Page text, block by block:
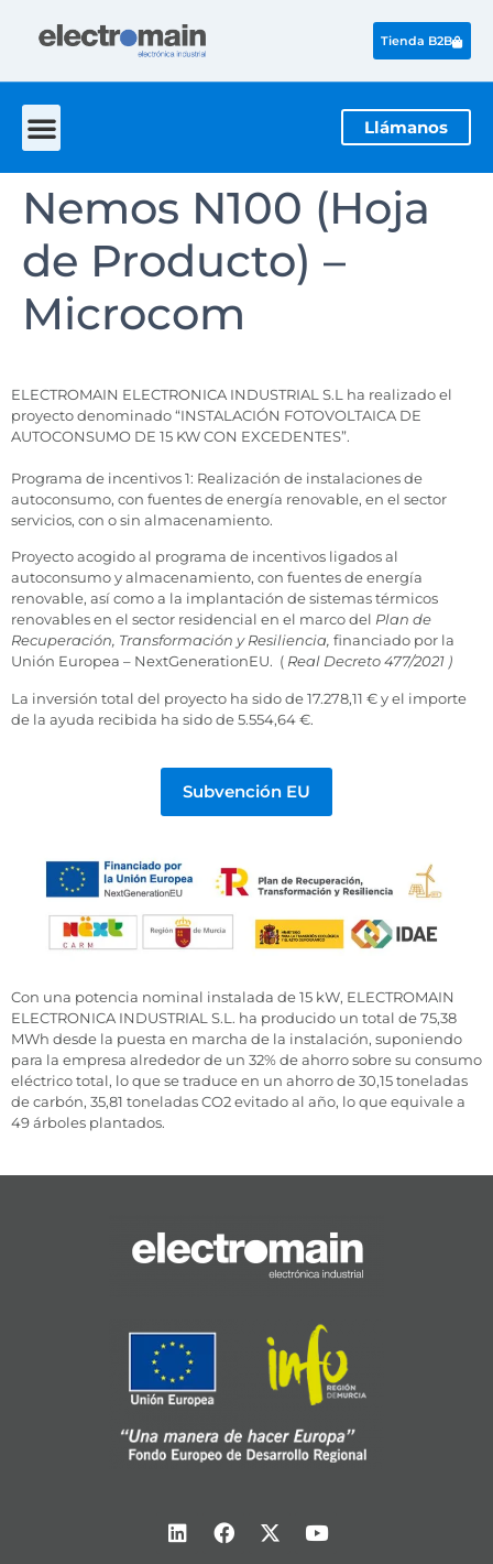
Tienda B2B
Llámanos
Nemos N100 (Hoja
de Producto) –
Microcom
ELECTROMAIN ELECTRONICA INDUSTRIAL S.L ha realizado el
proyecto denominado “INSTALACIÓN FOTOVOLTAICA DE
AUTOCONSUMO DE 15 KW CON EXCEDENTES”.
Programa de incentivos 1: Realización de instalaciones de
autoconsumo, con fuentes de energía renovable, en el sector
servicios, con o sin almacenamiento.
Proyecto acogido al programa de incentivos ligados al
autoconsumo y almacenamiento, con fuentes de energía
renovable, así como a la implantación de sistemas térmicos
renovables en el sector residencial en el marco del Plan de
Recuperación, Transformación y Resiliencia, financiado por la
Unión Europea – NextGenerationEU. ( Real Decreto 477/2021 )
La inversión total del proyecto ha sido de 17.278,11 € y el importe
de la ayuda recibida ha sido de 5.554,64 €.
Subvención EU
Con una potencia nominal instalada de 15 kW, ELECTROMAIN
ELECTRONICA INDUSTRIAL S.L. ha producido un total de 75,38
MWh desde la puesta en marcha de la instalación, suponiendo
para la empresa alrededor de un 32% de ahorro sobre su consumo
eléctrico total, lo que se traduce en un ahorro de 30,15 toneladas
de carbón, 35,81 toneladas CO2 evitado al año, lo que equivale a
49 árboles plantados.